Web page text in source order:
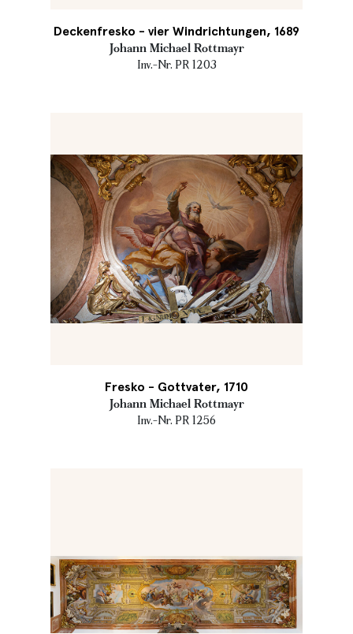
Deckenfresko - vier Windrichtungen, 1689
Johann Michael Rottmayr
Inv.-Nr. PR 1203
Fresko - Gottvater, 1710
Johann Michael Rottmayr
Inv.-Nr. PR 1256